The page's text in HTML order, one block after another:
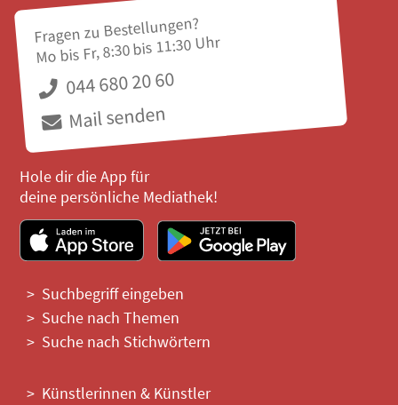
Fragen zu Bestellungen?
Mo bis Fr, 8:30 bis 11:30 Uhr
044 680 20 60
Mail senden
Hole dir die App für
deine persönliche Mediathek!
Suchbegriff eingeben
Suche nach Themen
Suche nach Stichwörtern
Künstlerinnen & Künstler